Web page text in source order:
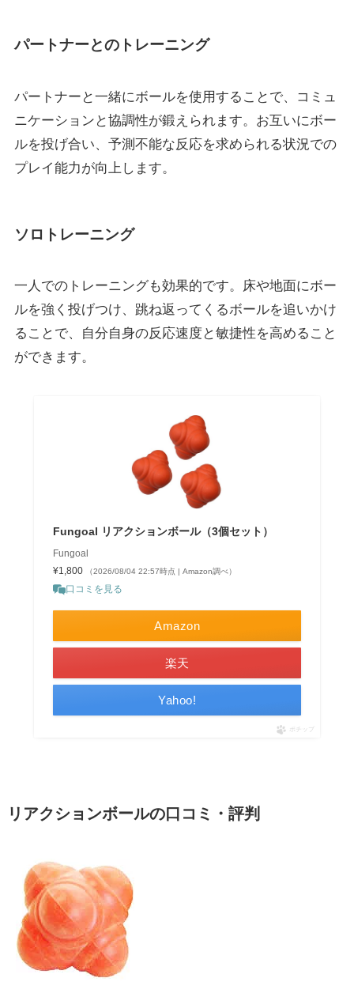
パートナーとのトレーニング
パートナーと一緒にボールを使用することで、コミュ
ニケーションと協調性が鍛えられます。お互いにボー
ルを投げ合い、予測不能な反応を求められる状況での
プレイ能力が向上します。
ソロトレーニング
一人でのトレーニングも効果的です。床や地面にボー
ルを強く投げつけ、跳ね返ってくるボールを追いかけ
ることで、自分自身の反応速度と敏捷性を高めること
ができます。
Fungoal リアクションボール（3個セット）
Fungoal
¥1,800
（2026/08/04 22:57時点 | Amazon調べ）
口コミを見る
Amazon
楽天
Yahoo!
ポチップ
リアクションボールの口コミ・評判